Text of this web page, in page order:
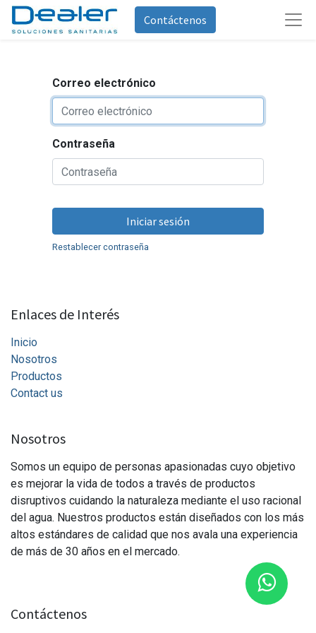
Contáctenos
Correo electrónico
Contraseña
Iniciar sesión
Restablecer contraseña
Enlaces de Interés
Inicio
Nosotros
Productos
Contact us
Nosotros
Somos un equipo de personas apasionadas cuyo objetivo
es mejorar la vida de todos a través de productos
disruptivos cuidando la naturaleza mediante el uso racional
del agua. Nuestros productos están diseñados con los más
altos estándares de calidad que nos avala una experiencia
de más de 30 años en el mercado.
Contáctenos